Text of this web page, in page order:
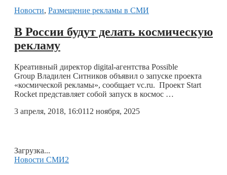
Новости, Размещение рекламы в СМИ
В России будут делать космическую
рекламу
Креативный директор digital-агентства Possible
Group Владилен Ситников объявил о запуске проекта
«космической рекламы», сообщает vc.ru. Проект Start
Rocket представляет собой запуск в космос …
3 апреля, 2018, 16:0112 ноября, 2025
Загрузка...
Новости СМИ2